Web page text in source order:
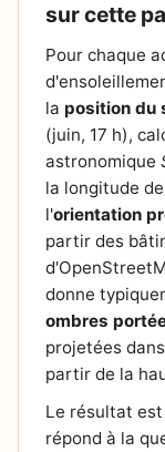
sur cette
Pour chaque
la position du
(juin, 17 h),
astronomique
la longitude
l'orientation
partir des
donne
ombres
projetées
partir de la
Le résultat
répond à la